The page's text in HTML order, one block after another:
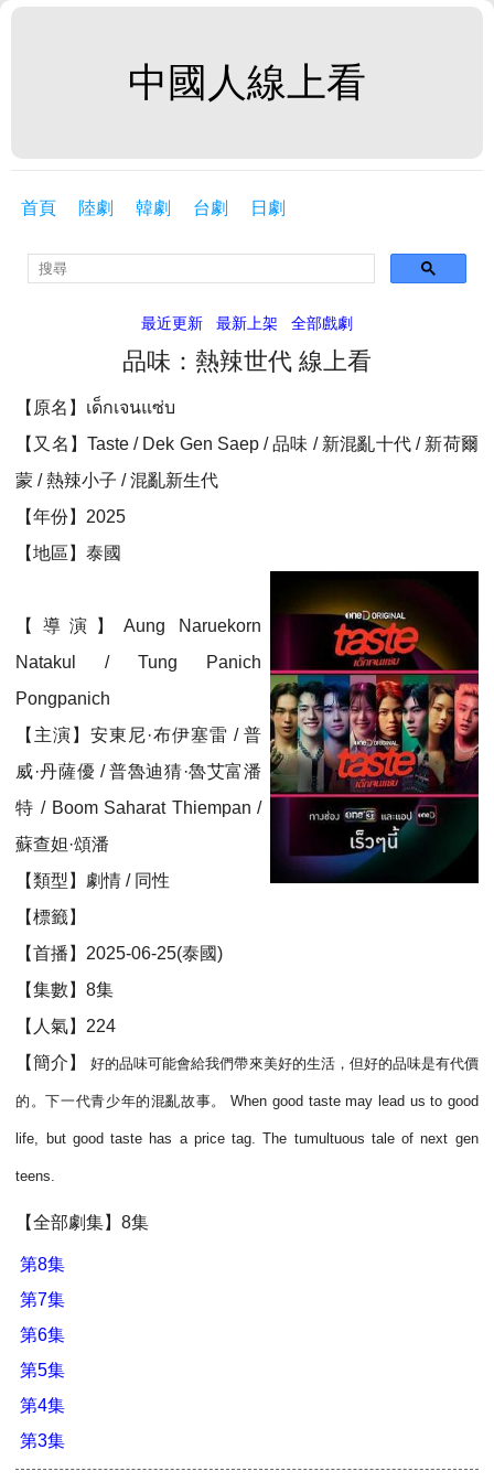
中國人線上看
首頁 陸劇 韓劇 台劇 日劇
最近更新 最新上架 全部戲劇
品味：熱辣世代 線上看
【原名】เด็กเจนแซ่บ
【又名】Taste / Dek Gen Saep / 品味 / 新混亂十代 / 新荷爾
蒙 / 熱辣小子 / 混亂新生代
【年份】2025
【地區】泰國
【導演】Aung Naruekorn
Natakul / Tung Panich
Pongpanich
【主演】安東尼·布伊塞雷 / 普
威·丹薩優 / 普魯迪猜·魯艾富潘
特 / Boom Saharat Thiempan /
蘇查妲·頌潘
【類型】劇情 / 同性
【標籤】
【首播】2025-06-25(泰國)
【集數】8集
【人氣】224
【簡介】好的品味可能會給我們帶來美好的生活，但好的品味是有代價
的。下一代青少年的混亂故事。 When good taste may lead us to good
life, but good taste has a price tag. The tumultuous tale of next gen
teens.
【全部劇集】8集
第8集
第7集
第6集
第5集
第4集
第3集